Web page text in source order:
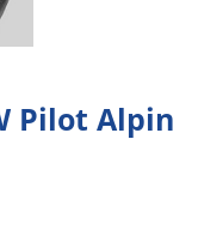
Pilot Alpin